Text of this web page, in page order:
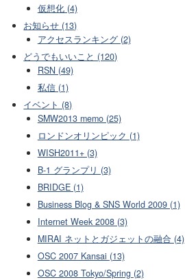
仮想化 (4)
お知らせ (13)
アクセスランキング (2)
どうでもいいこと (120)
RSN (49)
私信 (1)
イベント (8)
SMW2013 memo (25)
ロンドンオリンピック (1)
WISH2011+ (3)
B-1 グランプリ (3)
BRIDGE (1)
Business Blog & SNS World 2009 (1)
Internet Week 2008 (3)
MIRAI ネットとガジェットの融合 (4)
OSC 2007 Kansai (13)
OSC 2008 Tokyo/Spring (2)